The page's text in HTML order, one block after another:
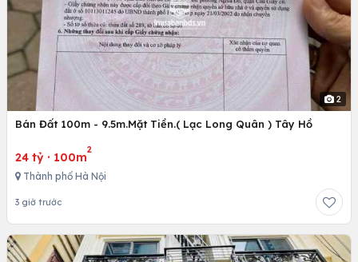
2
Bán Đất 100m - 9.5m.Mặt Tiền.( Lạc Long Quân ) Tây Hồ
24 tỷ · 100m
2
Thành phố Hà Nội
3 giờ trước